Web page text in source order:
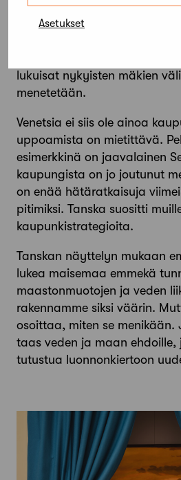
Asetukset
lähestymistapa.
miten käy Kööpenhaminalle,
lukuisat nykyisten mäkien
menetetään.
Venetsia ei siis ole ainoa
uppoamista on mietittävä.
esimerkkinä on jaavalainen
kaupungista on jo joutunut
on enää hätäratkaisuja
pitimiksi. Tanska suositti
kaupunkistrategioita.
Tanskan näyttelyn mukaan
lukea maisemaa emmekä
maastonmuotojen ja veden
rakennamme siksi väärin.
osoittaa, miten se menikään.
taas veden ja maan
tutustua luonnonkiertoon